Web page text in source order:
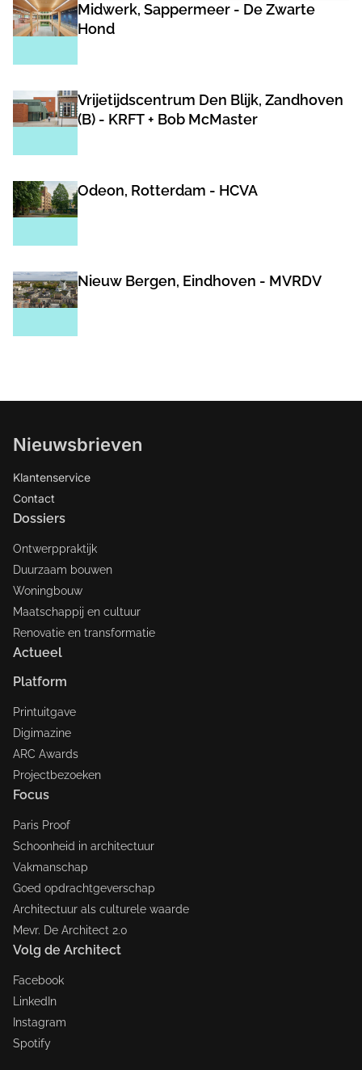
Midwerk, Sappermeer - De Zwarte
Hond
Vrijetijdscentrum Den Blijk, Zandhoven
(B) - KRFT + Bob McMaster
Odeon, Rotterdam - HCVA
Nieuw Bergen, Eindhoven - MVRDV
Nieuwsbrieven
Klantenservice
Contact
Dossiers
Ontwerppraktijk
Duurzaam bouwen
Woningbouw
Maatschappij en cultuur
Renovatie en transformatie
Actueel
Platform
Printuitgave
Digimazine
ARC Awards
Projectbezoeken
Focus
Paris Proof
Schoonheid in architectuur
Vakmanschap
Goed opdrachtgeverschap
Architectuur als culturele waarde
Mevr. De Architect 2.0
Volg de Architect
Facebook
LinkedIn
Instagram
Spotify